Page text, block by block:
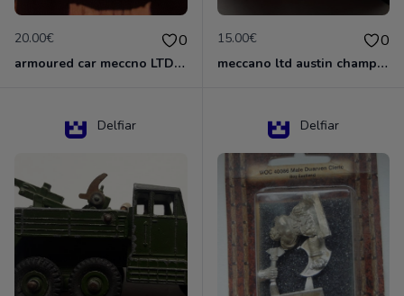
20.00€ 0
armoured car meccno LTD N°670
15.00€ 0
meccano ltd austin champ N°674
Delfiar Delfiar